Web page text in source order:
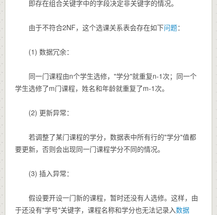
即存在组合关键字中的字段决定非关键字的情况。
由于不符合2NF，这个选课关系表会存在如下问题：
(1) 数据冗余：
同一门课程由n个学生选修，"学分"就重复n-1次；同一个
学生选修了m门课程，姓名和年龄就重复了m-1次。
(2) 更新异常：
若调整了某门课程的学分，数据表中所有行的"学分"值都
要更新，否则会出现同一门课程学分不同的情况。
(3) 插入异常：
假设要开设一门新的课程，暂时还没有人选修。这样，由
于还没有"学号"关键字，课程名称和学分也无法记录入数据